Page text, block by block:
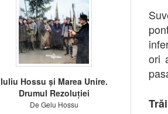
Iuliu Hossu și Marea Unire.
Drumul Rezoluției
De Gelu Hossu
ori